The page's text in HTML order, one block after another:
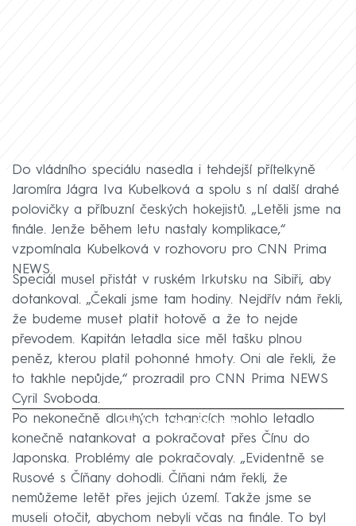
Do vládního speciálu nasedla i tehdejší přítelkyně
Jaromíra Jágra Iva Kubelková a spolu s ní další drahé
polovičky a příbuzní českých hokejistů. „Letěli jsme na
finále. Jenže během letu nastaly komplikace,“
vzpomínala Kubelková v rozhovoru pro CNN Prima
NEWS.
Speciál musel přistát v ruském Irkutsku na Sibiři, aby
dotankoval. „Čekali jsme tam hodiny. Nejdřív nám řekli,
že budeme muset platit hotově a že to nejde
převodem. Kapitán letadla sice měl tašku plnou
peněz, kterou platil pohonné hmoty. Oni ale řekli, že
to takhle nepůjde,“ prozradil pro CNN Prima NEWS
Cyril Svoboda.
Failed to fetch
Po nekonečně dlouhých tahanicích mohlo letadlo
konečně natankovat a pokračovat přes Čínu do
Japonska. Problémy ale pokračovaly. „Evidentně se
Rusové s Číňany dohodli. Číňani nám řekli, že
nemůžeme letět přes jejich území. Takže jsme se
museli otočit, abychom nebyli včas na finále. To byl